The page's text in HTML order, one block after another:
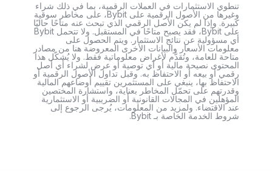
تنطوي الاستثمارات في العملات الرقمية، بما في ذلك شراء
وغيرها من الأصول الرقمية على Bybit، على مخاطر سوقية
كبيرة. وإذا لم يكن الأصل الرقمي الذي تبحث عنه متاحًا حاليًا
على Bybit، فقد يصبح متاحًا في المستقبل. ولا تتحمل Bybit
أي مسؤولية عن نتائج الاستثمار. ويتم الحصول على
معلومات الأسعار والبيانات الأخرى المعروضة هنا من مصادر
متاحة للعامة، وتُقدَّم لأغراض معلوماتية فقط. ولا يُشكّل هذا
المحتوى نصيحة مالية أو أي توصية أو عرض لشراء أي أصل
رقمي أو بيعه أو الاحتفاظ به. وقبل تداول الأصول الرقمية أو
الاحتفاظ بها، ينبغي على المستثمرين تقييم أوضاعهم المالية
وقدرتهم على تحمّل المخاطر بعناية، واستشارة المختصين
المؤهلين في المجالات القانونية أو الضريبية أو الاستثمارية
عند الاقتضاء. ولمزيد من المعلومات، يُرجى الرجوع إلى
شروط الخدمة الخاصة بـ Bybit.